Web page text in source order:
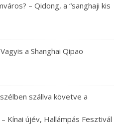
– Qidong, a “sanghaji kis
a Shanghai Qipao
szállva követve a
Kínai újév, Hallámpás Fesztivál